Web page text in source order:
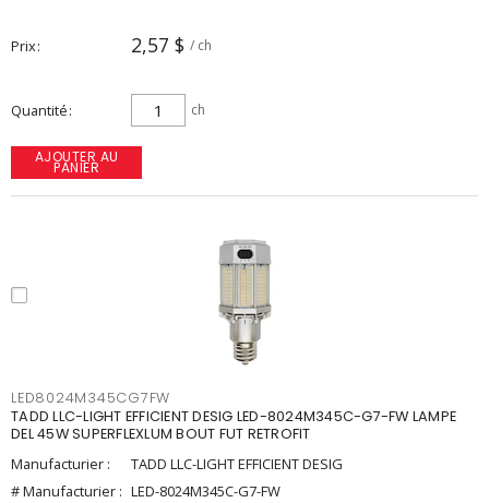
Prix 2,57 $ / ch
Quantité ch
AJOUTER AU
PANIER
LED8024M345CG7FW
TADD LLC-LIGHT EFFICIENT DESIG LED-8024M345C-G7-FW LAMPE
DEL 45W SUPERFLEXLUM BOUT FUT RETROFIT
Manufacturier :
TADD LLC-LIGHT EFFICIENT DESIG
# Manufacturier : LED-8024M345C-G7-FW